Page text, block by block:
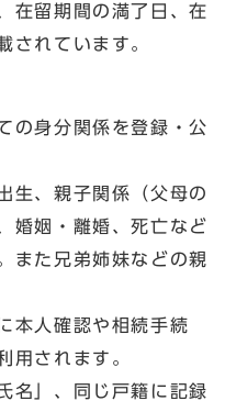
在留期間の満了日、在
されています。
の身分関係を登録・公
生、親子関係（父母の
婚姻・離婚、死亡など
また兄弟姉妹などの親
本人確認や相続手続
用されます。
名」、同じ戸籍に記録